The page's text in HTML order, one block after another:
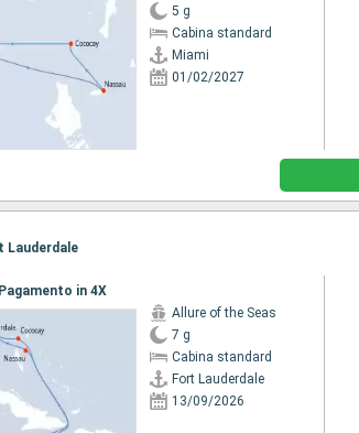
5 g
Cabina standard
Miami
01/02/2027
Lauderdale
Pagamento in 4X
Allure of the Seas
7 g
Cabina standard
Fort Lauderdale
13/09/2026